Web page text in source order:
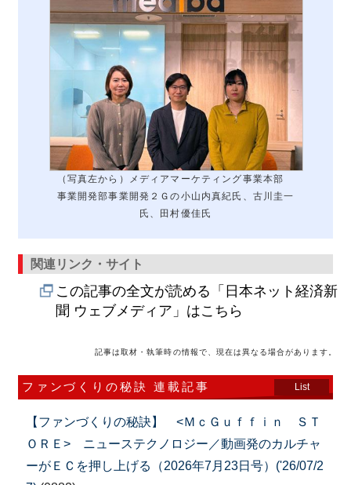
（写真左から）メディアマーケティング事業本部
事業開発部事業開発２Ｇの小山内真紀氏、古川圭一
氏、田村優佳氏
関連リンク・サイト
この記事の全文が読める「日本ネット経済新
聞 ウェブメディア」はこちら
記事は取材・執筆時の情報で、現在は異なる場合があります。
ファンづくりの秘訣 連載記事 List
【ファンづくりの秘訣】 <ＭｃＧｕｆｆｉｎ ＳＴ
ＯＲＥ> ニューステクノロジー／動画発のカルチャ
ーがＥＣを押し上げる（2026年7月23日号）('26/07/2